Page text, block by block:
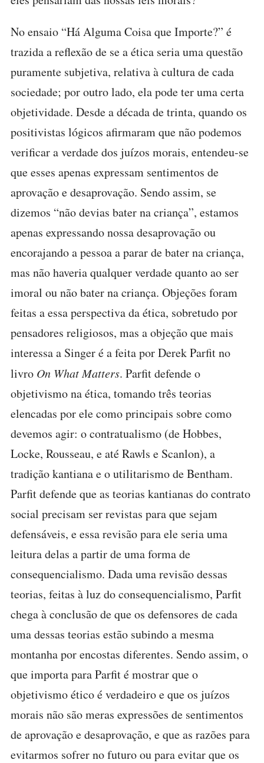
No ensaio “Há Alguma Coisa que Importe?” é
trazida a reflexão de se a ética seria uma questão
puramente subjetiva, relativa à cultura de cada
sociedade; por outro lado, ela pode ter uma certa
objetividade. Desde a década de trinta, quando os
positivistas lógicos afirmaram que não podemos
verificar a verdade dos juízos morais, entendeu-se
que esses apenas expressam sentimentos de
aprovação e desaprovação. Sendo assim, se
dizemos “não devias bater na criança”, estamos
apenas expressando nossa desaprovação ou
encorajando a pessoa a parar de bater na criança,
mas não haveria qualquer verdade quanto ao ser
imoral ou não bater na criança. Objeções foram
feitas a essa perspectiva da ética, sobretudo por
pensadores religiosos, mas a objeção que mais
interessa a Singer é a feita por Derek Parfit no
livro On What Matters. Parfit defende o
objetivismo na ética, tomando três teorias
elencadas por ele como principais sobre como
devemos agir: o contratualismo (de Hobbes,
Locke, Rousseau, e até Rawls e Scanlon), a
tradição kantiana e o utilitarismo de Bentham.
Parfit defende que as teorias kantianas do contrato
social precisam ser revistas para que sejam
defensáveis, e essa revisão para ele seria uma
leitura delas a partir de uma forma de
consequencialismo. Dada uma revisão dessas
teorias, feitas à luz do consequencialismo, Parfit
chega à conclusão de que os defensores de cada
uma dessas teorias estão subindo a mesma
montanha por encostas diferentes. Sendo assim, o
que importa para Parfit é mostrar que o
objetivismo ético é verdadeiro e que os juízos
morais não são meras expressões de sentimentos
de aprovação e desaprovação, e que as razões para
evitarmos sofrer no futuro ou para evitar que os